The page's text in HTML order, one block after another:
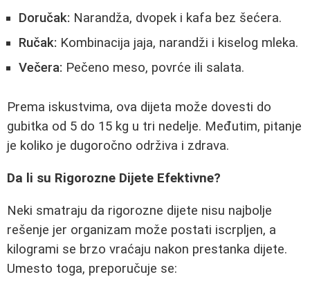
Doručak: Narandža, dvopek i kafa bez šećera.
Ručak: Kombinacija jaja, narandži i kiselog mleka.
Večera: Pečeno meso, povrće ili salata.
Prema iskustvima, ova dijeta može dovesti do
gubitka od 5 do 15 kg u tri nedelje. Međutim, pitanje
je koliko je dugoročno održiva i zdrava.
Da li su Rigorozne Dijete Efektivne?
Neki smatraju da rigorozne dijete nisu najbolje
rešenje jer organizam može postati iscrpljen, a
kilogrami se brzo vraćaju nakon prestanka dijete.
Umesto toga, preporučuje se: